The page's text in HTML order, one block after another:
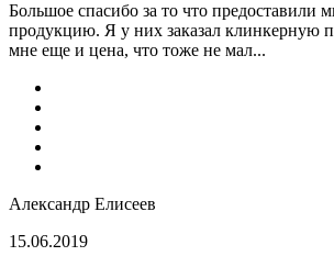
Большое спасибо за то что предоставили
продукцию. Я у них заказал клинкерную
мне еще и цена, что тоже не мал...
Александр Елисеев
15.06.2019